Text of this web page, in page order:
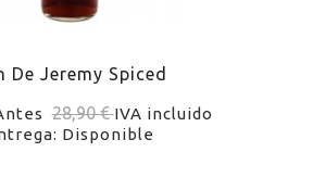
De Jeremy Spiced
28,90 €IVA incluido
Disponible